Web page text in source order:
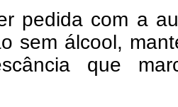
pedida com a
sem álcool,
que